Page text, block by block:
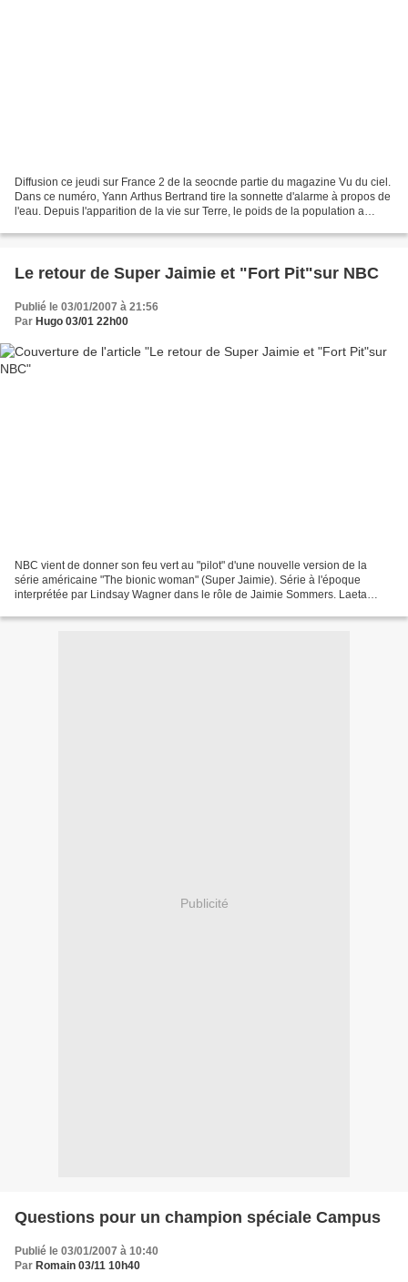
Diffusion ce jeudi sur France 2 de la seocnde partie du magazine Vu du ciel.
Dans ce numéro, Yann Arthus Bertrand tire la sonnette d'alarme à propos de
l'eau. Depuis l'apparition de la vie sur Terre, le poids de la population a
Le retour de Super Jaimie et "Fort Pit"sur NBC
Publié le 03/01/2007 à 21:56
Par Hugo 03/01 22h00
NBC vient de donner son feu vert au "pilot" d'une nouvelle version de la
série américaine "The bionic woman" (Super Jaimie). Série à l'époque
interprétée par Lindsay Wagner dans le rôle de Jaimie Sommers. Laeta
Publicité
Questions pour un champion spéciale Campus
Publié le 03/01/2007 à 10:40
Par Romain 03/11 10h40